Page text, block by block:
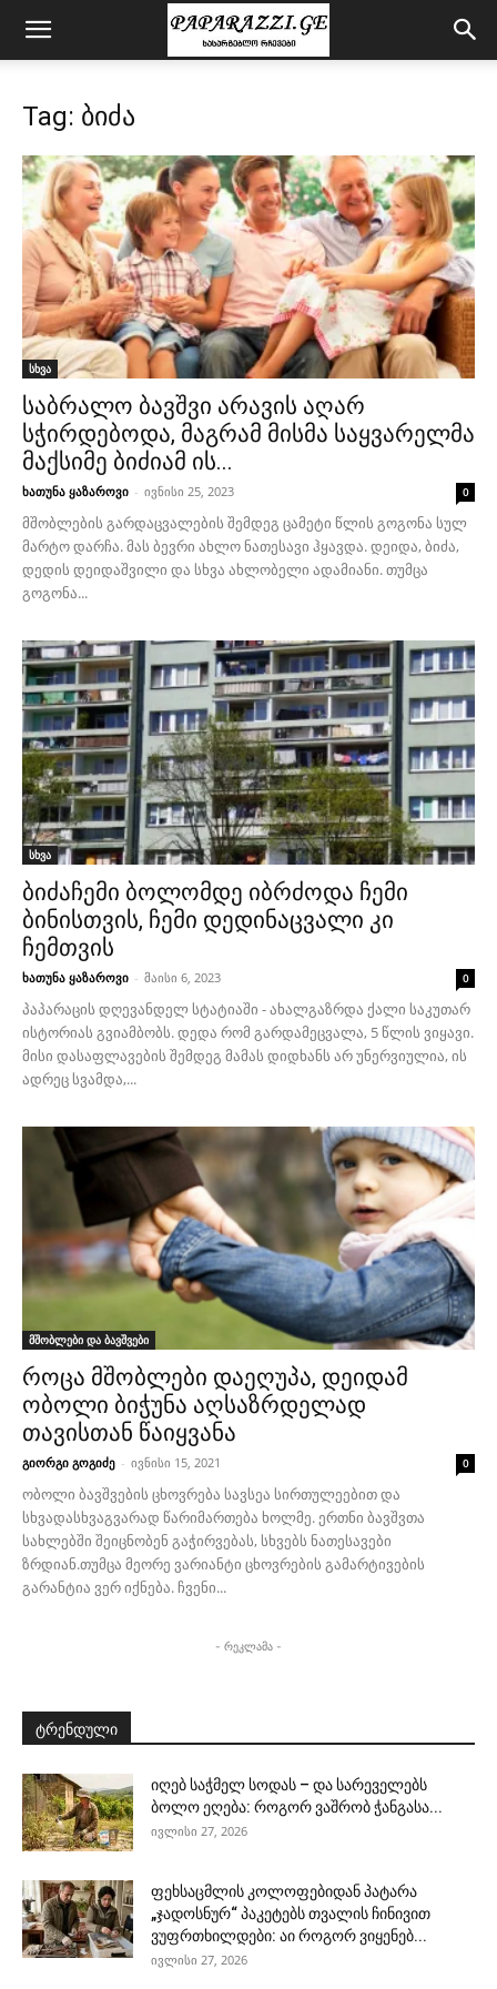
Tag: ბიძა
სხვა
საბრალო ბავშვი არავის აღარ
სჭირდებოდა, მაგრამ მისმა საყვარელმა
მაქსიმე ბიძიამ ის...
ხათუნა ყაზაროვი - ივნისი 25, 2023 0
მშობლების გარდაცვალების შემდეგ ცამეტი წლის გოგონა სულ
მარტო დარჩა. მას ბევრი ახლო ნათესავი ჰყავდა. დეიდა, ბიძა,
დედის დეიდაშვილი და სხვა ახლობელი ადამიანი. თუმცა
გოგონა...
სხვა
ბიძაჩემი ბოლომდე იბრძოდა ჩემი
ბინისთვის, ჩემი დედინაცვალი კი
ჩემთვის
ხათუნა ყაზაროვი - მაისი 6, 2023 0
პაპარაცის დღევანდელ სტატიაში - ახალგაზრდა ქალი საკუთარ
ისტორიას გვიამბობს. დედა რომ გარდამეცვალა, 5 წლის ვიყავი.
მისი დასაფლავების შემდეგ მამას დიდხანს არ უნერვიულია, ის
ადრეც სვამდა,...
მშობლები და ბავშვები
როცა მშობლები დაეღუპა, დეიდამ
ობოლი ბიჭუნა აღსაზრდელად
თავისთან წაიყვანა
გიორგი გოგიძე - ივნისი 15, 2021 0
ობოლი ბავშვების ცხოვრება სავსეა სირთულეებით და
სხვადასხვაგვარად წარიმართება ხოლმე. ერთნი ბავშვთა
სახლებში შეიცნობენ გაჭირვებას, სხვებს ნათესავები
ზრდიან.თუმცა მეორე ვარიანტი ცხოვრების გამარტივების
გარანტია ვერ იქნება. ჩვენი...
- რეკლამა -
ტრენდული
იღებ საჭმელ სოდას – და სარეველებს
ბოლო ეღება: როგორ ვაშრობ ჭანგასა...
ივლისი 27, 2026
ფეხსაცმლის კოლოფებიდან პატარა
„ჯადოსნურ“ პაკეტებს თვალის ჩინივით
ვუფრთხილდები: აი როგორ ვიყენებ...
ივლისი 27, 2026